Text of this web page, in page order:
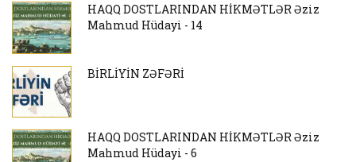
HAQQ DOSTLARINDAN HİKMƏTLƏR Əziz
Mahmud Hüdayi - 14
BİRLİYİN ZƏFƏRİ
HAQQ DOSTLARINDAN HİKMƏTLƏR Əziz
Mahmud Hüdayi - 6